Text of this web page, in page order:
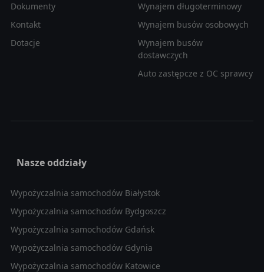
Dokumenty
Kontakt
Dotacje
Wynajem długoterminowy
Wynajem busów osobowych
Wynajem busów
dostawczych
Auto zastępcze z OC sprawcy
Nasze oddziały
Wypożyczalnia samochodów Białystok
Wypożyczalnia samochodów Bydgoszcz
Wypożyczalnia samochodów Gdańsk
Wypożyczalnia samochodów Gdynia
Wypożyczalnia samochodów Katowice